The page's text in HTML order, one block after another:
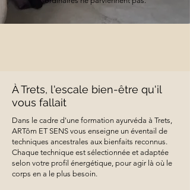
À Trets, l'escale bien-être qu'il
vous fallait
Dans le cadre d'une formation ayurvéda à Trets,
ARTôm ET SENS vous enseigne un éventail de
techniques ancestrales aux bienfaits reconnus.
Chaque technique est sélectionnée et adaptée
selon votre profil énergétique, pour agir là où le
corps en a le plus besoin.